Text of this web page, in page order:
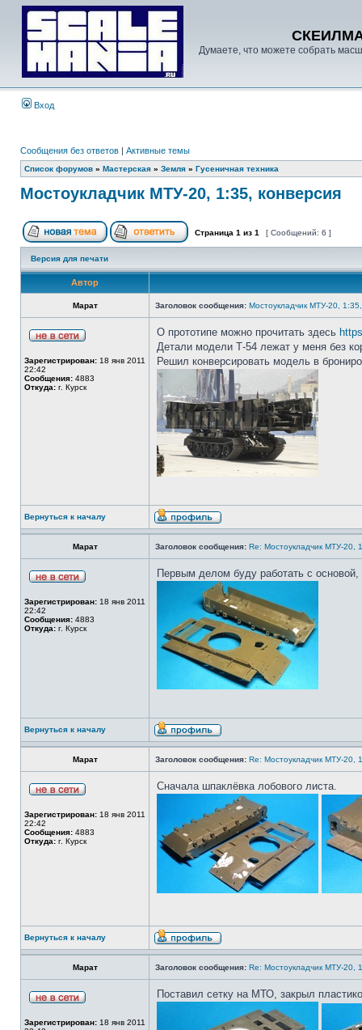
Думаете, что можете собрать
Вход
Сообщения без ответов | Активные темы
Список форумов » Мастерская » Земля » Гусеничная техника
Мостоукладчик МТУ-20, 1:35, конверсия
Страница 1 из 1 [ Сообщений: 6 ]
Версия для печати
Автор
Марат Заголовок сообщения: Мостоукладчик МТУ-20,
Зарегистрирован: 18 янв 2011
22:42
Сообщения: 4883
Откуда: г. Курск
О прототипе можно прочитать здесь
Детали модели Т-54 лежат у меня без
Решил конверсировать модель в
Вернуться к началу
Марат Заголовок сообщения: Re: Мостоукладчик МТУ-20,
Зарегистрирован: 18 янв 2011
22:42
Сообщения: 4883
Откуда: г. Курск
Первым делом буду работать с основой,
Вернуться к началу
Марат Заголовок сообщения: Re: Мостоукладчик МТУ-20,
Зарегистрирован: 18 янв 2011
22:42
Сообщения: 4883
Откуда: г. Курск
Сначала шпаклёвка лобового листа.
Вернуться к началу
Марат Заголовок сообщения: Re: Мостоукладчик МТУ-20,
Зарегистрирован: 18 янв 2011
Поставил сетку на МТО, закрыл